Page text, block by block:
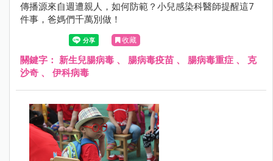
傳播源來自週遭親人，如何防範？小兒感染科醫師提醒這7
件事，爸媽們千萬別做！
收藏
關鍵字： 新生兒腸病毒 、 腸病毒疫苗 、 腸病毒重症 、 克
沙奇 、 伊科病毒